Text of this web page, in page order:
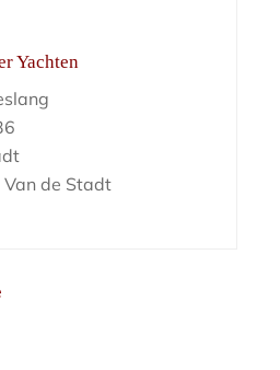
Yachten
Van de Stadt